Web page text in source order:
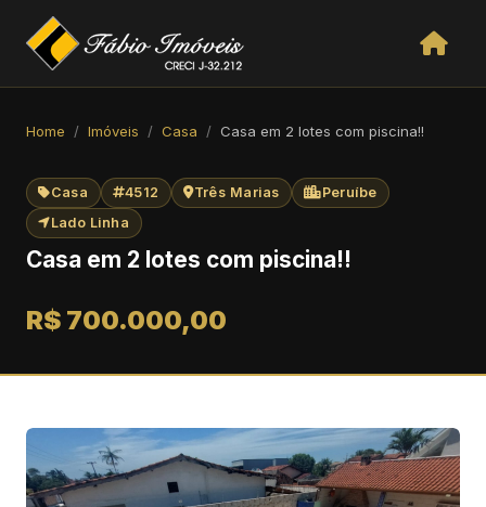
Home Imóveis Casa Casa em 2 lotes com piscina!!
Casa 4512 Três Marias
Peruíbe
Lado Linha
Casa em 2 lotes com piscina!!
R$ 700.000,00